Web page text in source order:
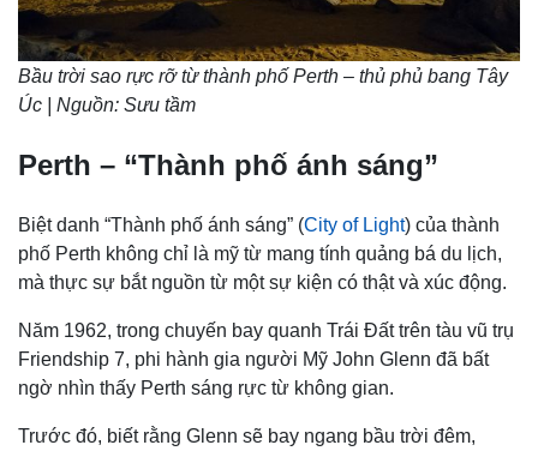
Bầu trời sao rực rỡ từ thành phố Perth – thủ phủ bang Tây
Úc | Nguồn: Sưu tầm
Perth – “Thành phố ánh sáng”
Biệt danh “Thành phố ánh sáng” (City of Light) của thành
phố Perth không chỉ là mỹ từ mang tính quảng bá du lịch,
mà thực sự bắt nguồn từ một sự kiện có thật và xúc động.
Năm 1962, trong chuyến bay quanh Trái Đất trên tàu vũ trụ
Friendship 7, phi hành gia người Mỹ John Glenn đã bất
ngờ nhìn thấy Perth sáng rực từ không gian.
Trước đó, biết rằng Glenn sẽ bay ngang bầu trời đêm,